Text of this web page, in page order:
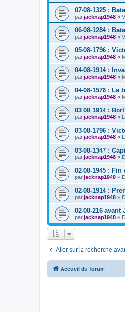
07-08-1325 :
par jacknap1948 »
06-08-1284 :
par jacknap1948 »
05-08-1796 :
par jacknap1948 »
04-08-1914 :
par jacknap1948 »
04-08-1578 : La
par jacknap1948 »
03-08-1914 :
par jacknap1948 »
03-08-1796 :
par jacknap1948 »
03-08-1347 :
par jacknap1948 »
02-08-1945 :
par jacknap1948 »
02-08-1914 :
par jacknap1948 »
02-08-216 avant
par jacknap1948 »
Aller sur la recherche
Accueil du forum